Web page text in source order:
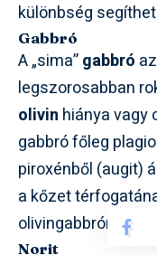
különbség
Gabbró
A „sima”gabbró
legszorosabban
olivin hiánya vagy
gabbró főleg
piroxénből (augit)
a kőzet
olivingabbróról
Norit